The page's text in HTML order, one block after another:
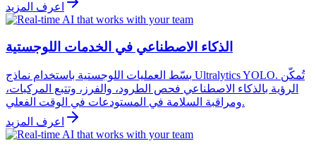
اعرف المزيد
الذكاء الاصطناعي في الخدمات اللوجستية
بسّط العمليات اللوجستية باستخدام نماذج Ultralytics YOLO. تُمكّن
الرؤية بالذكاء الاصطناعي فحص الطرود، والفرز، وتتبع المركبات،
ومراقبة السلامة في المستودعات في الوقت الفعلي.
اعرف المزيد